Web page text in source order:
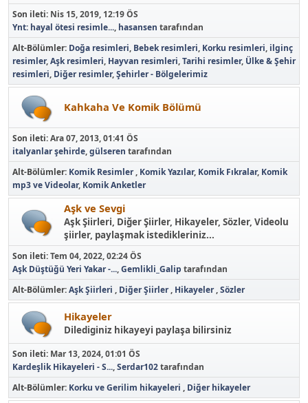
Son ileti: Nis 15, 2019, 12:19 ÖS
Ynt: hayal ötesi resimle..., hasansen tarafından
Alt-Bölümler Doğa resimleri Bebek resimleri Korku resimleri ilginç
resimler Aşk resimleri Hayvan resimleri Tarihi resimler Ülke & Şehir
resimleri Diğer resimler Şehirler - Bölgelerimiz
Kahkaha Ve Komik Bölümü
Son ileti:Ara 07, 2013, 01:41 ÖS
italyanlar şehirde,gülseren tarafından
Alt-Bölümler Komik Resimler Komik Yazılar Komik Fıkralar Komik
mp3 ve Videolar Komik Anketler
Aşk ve Sevgi
Aşk Şiirleri, Diğer Şiirler, Hikayeler, Sözler, Videolu
şiirler, paylaşmak istedikleriniz...
Son ileti:Tem 04, 2022, 02:24 ÖS
Aşk Düştüğü Yeri Yakar -...,Gemlikli_Galip tarafından
Alt-Bölümler Aşk Şiirleri Diğer Şiirler Hikayeler Sözler
Hikayeler
Dilediginiz hikayeyi paylaşa bilirsiniz
Son ileti: Mar 13, 2024, 01:01 ÖS
Kardeşlik Hikayeleri - S...,Serdar102tarafından
Alt-Bölümler Korku ve Gerilim hikayeleri Diğer hikayeler